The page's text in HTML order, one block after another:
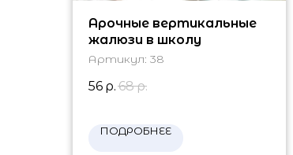
Арочные вертикальные
жалюзи в школу
Артикул: 38
56 р. 68 р.
ПОДРОБНЕЕ